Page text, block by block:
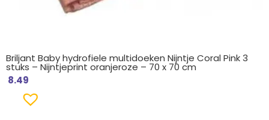
Briljant Baby hydrofiele multidoeken Nijntje Coral Pink 3
stuks – Nijntjeprint oranjeroze – 70 x 70 cm
8.49